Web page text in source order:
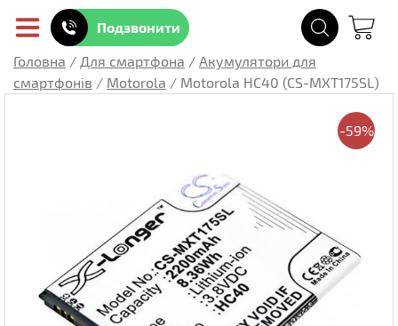
Подзвонити
Головна / Для смартфона / Акумулятори для
смартфонів / Motorola / Motorola HC40 (CS-MXT175SL)
-59%